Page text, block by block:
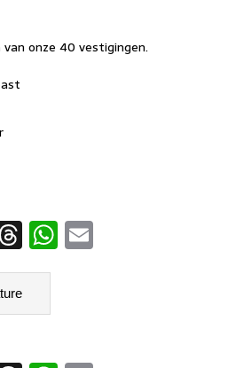
onze 40 vestigingen.
T
h
a
W
h